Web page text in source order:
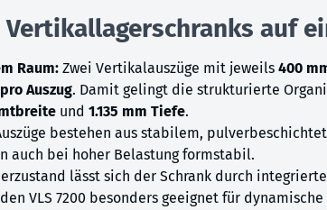
Vertikallagerschranks auf
Raum: Zwei Vertikalauszüge mit jeweils 400
Auszug. Damit gelingt die strukturierte
und 1.135 mm Tiefe.
bestehen aus stabilem,
auch bei hoher Belastung formstabil.
lässt sich der Schrank durch
VLS 7200 besonders geeignet für